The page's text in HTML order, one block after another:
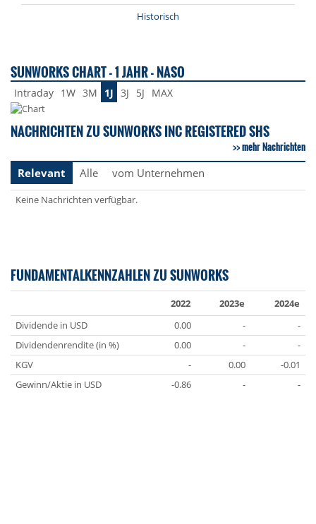
Historisch
SUNWORKS CHART - 1 JAHR - NASO
Intraday 1W 3M 1J 3J 5J MAX
NACHRICHTEN ZU SUNWORKS INC REGISTERED SHS
mehr Nachrichten
Relevant
Alle vom Unternehmen
Keine Nachrichten verfügbar.
FUNDAMENTALKENNZAHLEN ZU SUNWORKS
2022 2023e
2024e
Dividende in USD
0.00 -
-
Dividendenrendite (in %)
0.00 -
-
KGV
- 0.00
-0.01
Gewinn/Aktie in USD
-0.86 - -